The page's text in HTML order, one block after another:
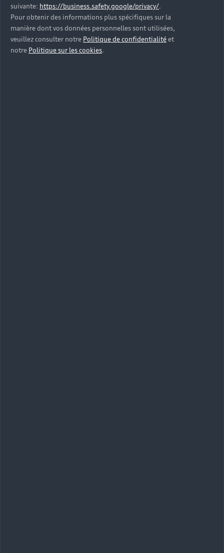
suivante: https://business.safety.google/privacy/.
Pour obtenir des informations plus spécifiques sur la
manière dont vos données personnelles sont utilisées,
veuillez consulter notre Politique de confidentialitéet
notre Politique sur les cookies.